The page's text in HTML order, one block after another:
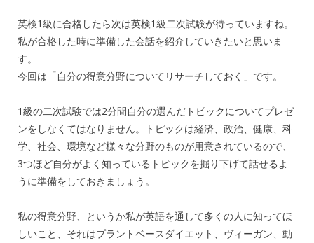
英検1級に合格したら次は英検1級二次試験が待っていますね。
私が合格した時に準備した会話を紹介していきたいと思いま
す。
今回は「自分の得意分野についてリサーチしておく」です。
1級の二次試験では2分間自分の選んだトピックについてプレゼ
ンをしなくてはなりません。トピックは経済、政治、健康、科
学、社会、環境など様々な分野のものが用意されているので、
3つほど自分がよく知っているトピックを掘り下げて話せるよ
うに準備をしておきましょう。
私の得意分野、というか私が英語を通して多くの人に知ってほ
しいこと、それはプラントベースダイエット、ヴィーガン、動